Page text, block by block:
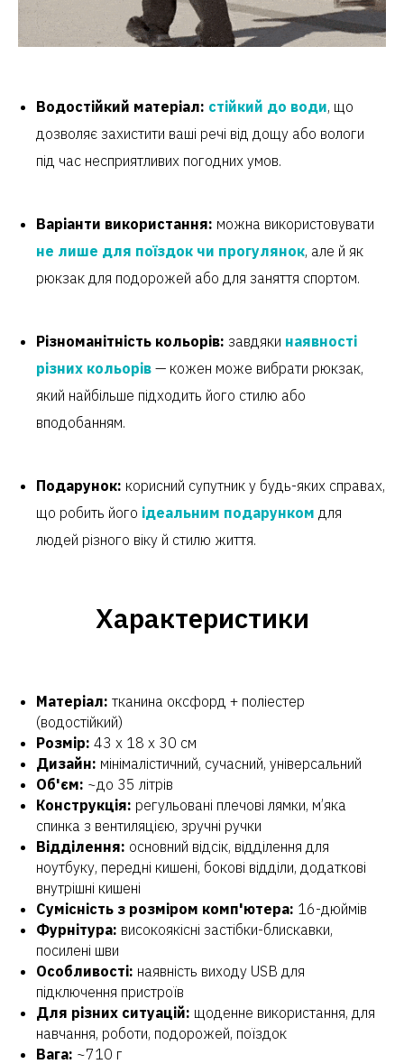
Водостійкий матеріал: стійкий до води, що
дозволяє захистити ваші речі від дощу або вологи
під час несприятливих погодних умов.
Варіанти використання: можна використовувати
не лише для поїздок чи прогулянок, але й як
рюкзак для подорожей або для заняття спортом.
Різноманітність кольорів: завдяки наявності
різних кольорів — кожен може вибрати рюкзак,
який найбільше підходить його стилю або
вподобанням.
Подарунок: корисний супутник у будь-яких справах,
що робить його ідеальним подарунком для
людей різного віку й стилю життя.
Характеристики
Матеріал: тканина оксфорд + поліестер
(водостійкий)
Розмір: 43 х 18 х 30 см
Дизайн: мінімалістичний, сучасний, універсальний
Об'єм: ~до 35 літрів
Конструкція: регульовані плечові лямки, м’яка
спинка з вентиляцією, зручні ручки
Відділення: основний відсік, відділення для
ноутбуку, передні кишені, бокові відділи, додаткові
внутрішні кишені
Сумісність з розміром комп'ютера: 16-дюймів
Фурнітура: високоякісні застібки-блискавки,
посилені шви
Особливості: наявність виходу USB для
підключення пристроїв
Для різних ситуацій: щоденне використання, для
навчання, роботи, подорожей, поїздок
Вага: ~710 г